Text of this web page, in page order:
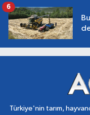
6
Türkiye'nin tarım,